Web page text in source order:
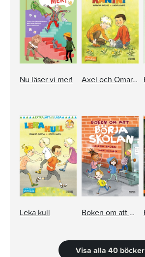
Nu läser vi mer! Axel och Omar. Titta en kanin!
Leka kull Boken om att börja skolan
Visa alla 40 böcker